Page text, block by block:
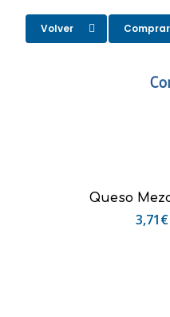
Volver Comprar
Queso
3,71€